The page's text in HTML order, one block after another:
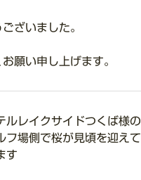
ざいました。
願い申し上げます。
ルレイクサイドつくば様の
フ場側で桜が見頃を迎えて
す